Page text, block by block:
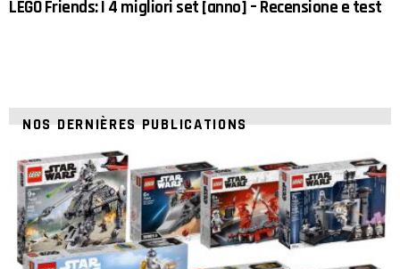
LEGO Friends: I 4 migliori set [anno] – Recensione e test
NOS DERNIÈRES PUBLICATIONS